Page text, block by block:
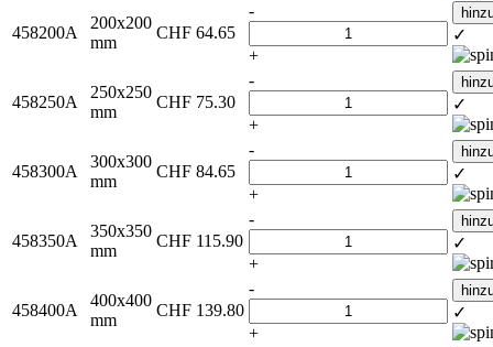
458200A
200x200
mm
CHF 64.65
-
+
✓
458250A
250x250
mm
CHF 75.30
-
+
✓
458300A
300x300
mm
CHF 84.65
-
+
✓
458350A
350x350
mm
CHF 115.90
-
+
✓
458400A
400x400
mm
CHF 139.80
-
+
✓